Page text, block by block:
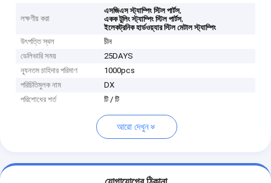
লক্ষণীয় করা
এসজিএস স্ট্যাম্পিং স্টিল পার্টস,
একক টুলিং স্ট্যাম্পিং স্টিল পার্টস,
ইলেকট্রনিক হার্ডওয়্যার স্টিল মেটাল স্ট্যাম্পিং
উৎপত্তি স্থল
চীন
ডেলিভারি সময়
25DAYS
ন্যূনতম চাহিদার পরিমাণ
1000pcs
পরিচিতিমুলক নাম
DX
পরিশোধের শর্ত
টি / টি
আরো দেখুন